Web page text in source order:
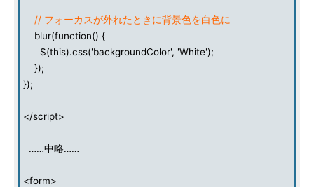
// フォーカスが外れたときに背景色を白色に
blur(function() {
$(this).css('backgroundColor', 'White');
});
});
</script>
……中略……
<form>